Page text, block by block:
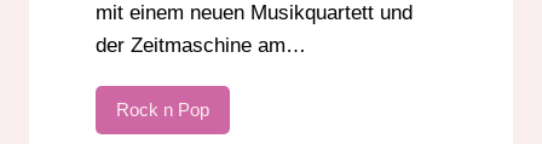
mit einem neuen Musikquartett und
der Zeitmaschine am…
Rock n Pop